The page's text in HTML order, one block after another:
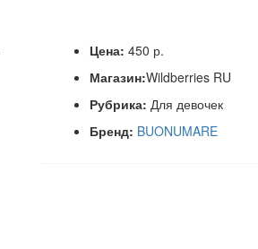
Цена: 450 р.
Магазин:Wildberries RU
Рубрика: Для девочек
Бренд: BUONUMARE